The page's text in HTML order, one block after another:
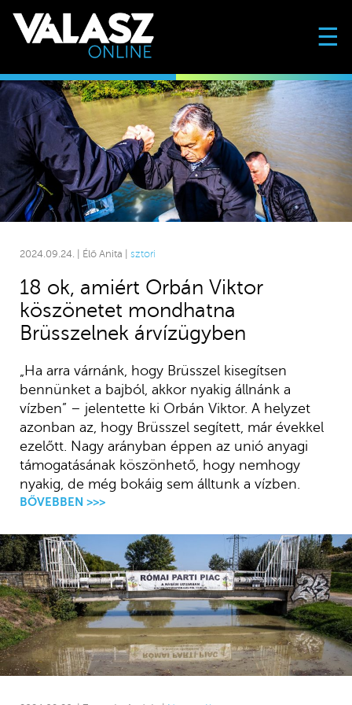
☰
2024.09.24. | Élő Anita | sztori
18 ok, amiért Orbán Viktor
köszönetet mondhatna
Brüsszelnek árvízügyben
„Ha arra várnánk, hogy Brüsszel kisegítsen
bennünket a bajból, akkor nyakig állnánk a
vízben” – jelentette ki Orbán Viktor. A helyzet
azonban az, hogy Brüsszel segített, már évekkel
ezelőtt. Nagy arányban éppen az unió anyagi
támogatásának köszönhető, hogy nemhogy
nyakig, de még bokáig sem álltunk a vízben.
BŐVEBBEN >>>